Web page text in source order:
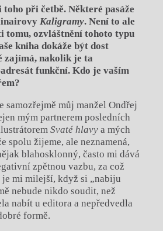
při četbě. Některé pasáže
Kaligramy. Není to ale
tomu, ozvláštnění tohoto typu
kniha dokáže být dost
zajímá, nakolik je ta
funkční. Kdo je vaším
samozřejmě můj manžel Ondřej
mým partnerem posledních
Svaté hlavya mých
spolu žijeme, ale neznamená,
blahosklonný, často mi dává
zpětnou vazbu, za což
je mi milejší, když si „nabiju
nebude nikdo soudit, než
nabít u editora a nepředvedla
formě.